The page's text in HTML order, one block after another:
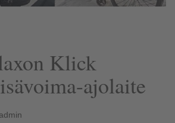
Klick
ajolaite